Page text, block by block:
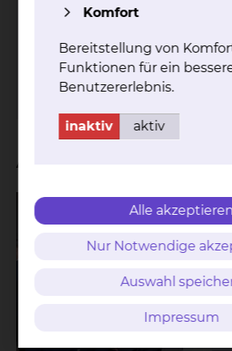
Celler Straße 38, 38114
Tel.:
+49 531 595 3594
Fax: +49 531 595 3449
mehr
Aktuelles
Komfort
Bereitstellung von
Funktionen für ein
Benutzererlebnis.
inaktiv aktiv
Alle
Nur Notwendige
Auswahl
Impressum